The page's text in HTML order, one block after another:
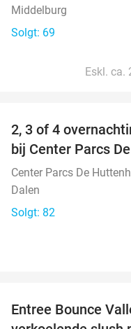
Middelburg
Solgt: 69
Eskl. ca.
2, 3 of 4
bij Center Parcs
Center Parcs De
Dalen
Solgt: 82
Entree Bounce